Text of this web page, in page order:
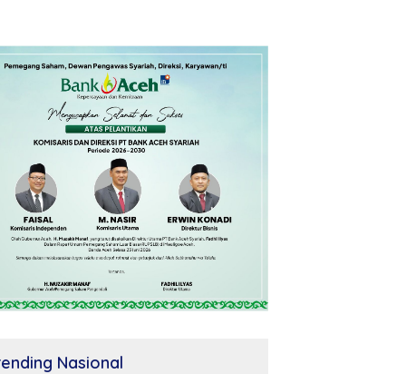
Nasional